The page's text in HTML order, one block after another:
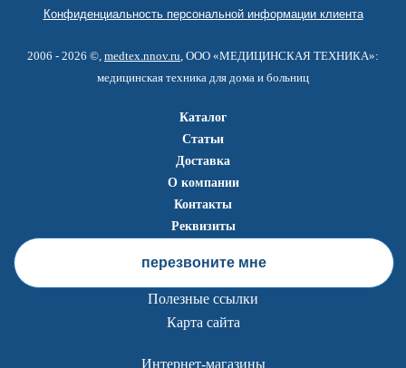
Конфиденциальность персональной информации клиента
2006 - 2026 ©, medtex.nnov.ru, ООО «МЕДИЦИНСКАЯ ТЕХНИКА»:
медицинская техника для дома и больниц
Каталог
Статьи
Доставка
О компании
Контакты
Реквизиты
перезвоните мне
Полезные ссылки
Карта сайта
Интернет-магазины